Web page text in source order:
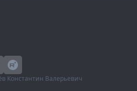
Константин Валерьевич